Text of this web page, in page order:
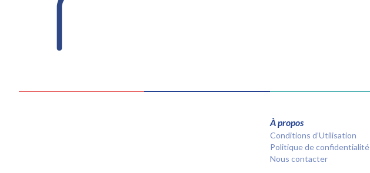
À propos
Conditions d’Utilisation
Politique de confidentialité
Nous contacter